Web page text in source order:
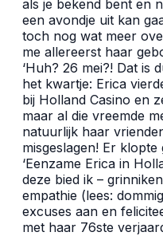
als je bekend bent en
een avondje uit kan
toch nog wat meer
me allereerst haar
‘Huh? 26 mei?! Dat is
het kwartje: Erica
bij Holland Casino en
maar al die vreemde
natuurlijk haar
misgeslagen! Er
‘Eenzame Erica in
deze bied ik –
empathie (lees:
excuses aan en
met haar 76ste